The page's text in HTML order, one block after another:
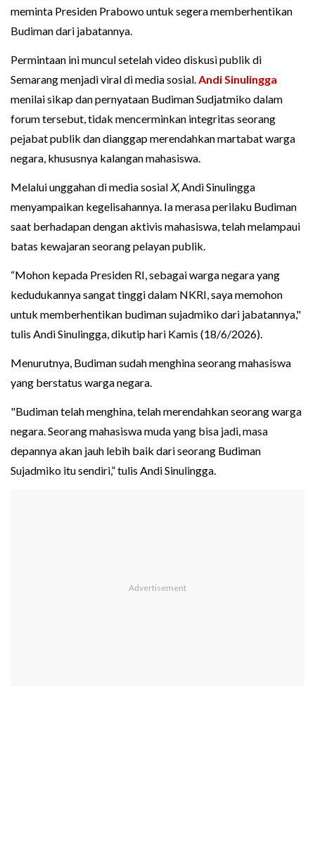
meminta Presiden Prabowo untuk segera memberhentikan
Budiman dari jabatannya.
Permintaan ini muncul setelah video diskusi publik di
Semarang menjadi viral di media sosial.Andi Sinulingga
menilai sikap dan pernyataan Budiman Sudjatmiko dalam
forum tersebut, tidak mencerminkan integritas seorang
pejabat publik dan dianggap merendahkan martabat warga
negara, khususnya kalangan mahasiswa.
Melalui unggahan di media sosial X, Andi Sinulingga
menyampaikan kegelisahannya. Ia merasa perilaku Budiman
saat berhadapan dengan aktivis mahasiswa, telah melampaui
batas kewajaran seorang pelayan publik.
“Mohon kepada Presiden RI, sebagai warga negara yang
kedudukannya sangat tinggi dalam NKRI, saya memohon
untuk memberhentikan budiman sujadmiko dari jabatannya,"
tulis Andi Sinulingga, dikutip hari Kamis (18/6/2026).
Menurutnya, Budiman sudah menghina seorang mahasiswa
yang berstatus warga negara.
"Budiman telah menghina, telah merendahkan seorang warga
negara. Seorang mahasiswa muda yang bisa jadi, masa
depannya akan jauh lebih baik dari seorang Budiman
Sujadmiko itu sendiri,” tulis Andi Sinulingga.